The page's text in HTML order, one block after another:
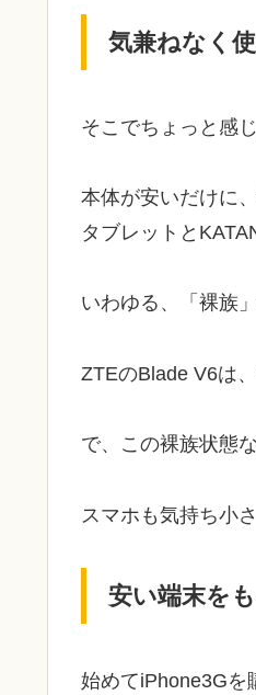
気兼ねなく
そこでちょっと感
本体が安いだけに
タブレットと
いわゆる、「裸族
ZTEのBlade V6は
で、この裸族状態
スマホも気持ち小
安い端末を
始めてiPhone3Gを